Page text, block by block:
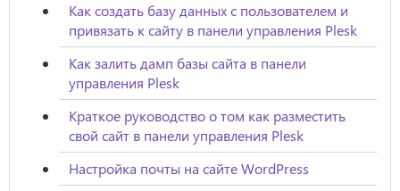
Как создать базу данных с пользователем и
привязать к сайту в панели управления Plesk
Как залить дамп базы сайта в панели
управления Plesk
Краткое руководство о том как разместить
свой сайт в панели управления Plesk
Настройка почты на сайте WordPress